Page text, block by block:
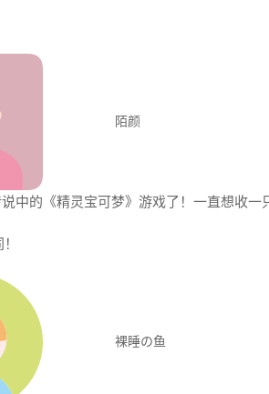
陌颜
中的《精灵宝可梦》游戏了！一直想收一
裸睡の鱼